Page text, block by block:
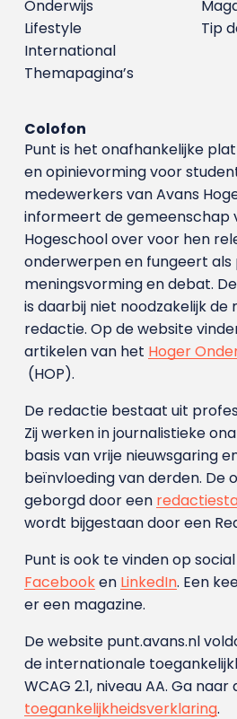
Tip
Onderwijs
Lifestyle
International
Themapagina’s
Colofon
Punt is het onafhankelijke
en opinievorming voor
medewerkers van Avans
informeert de gemeenschap
Hogeschool over voor hen
onderwerpen en fungeert als
meningsvorming en debat.
is daarbij niet noodzakelijk de
redactie. Op de website
artikelen van het Hoger
(HOP).
De redactie bestaat uit
Zij werken in journalistieke
basis van vrije nieuwsgaring
beïnvloeding van derden. De
geborgd door een
wordt bijgestaan door een
Punt is ook te vinden op
Facebooken LinkedIn. Een
er een magazine.
De website punt.avans.nl
de internationale
WCAG 2.1, niveau AA. Ga naar
toegankelijkheidsverklaring.